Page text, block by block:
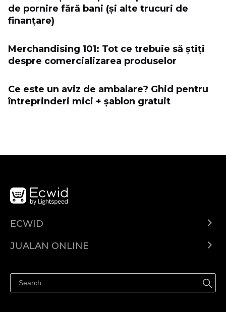
de pornire fără bani (și alte trucuri de
finanțare)
Merchandising 101: Tot ce trebuie să știți
despre comercializarea produselor
Ce este un aviz de ambalare? Ghid pentru
întreprinderi mici + șablon gratuit
ECWID
Pusat Bantuan
JUALAN ONLINE
Jualan di Facebook